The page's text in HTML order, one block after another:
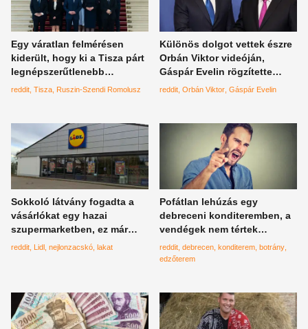
Egy váratlan felmérésen
kiderült, hogy ki a Tisza párt
legnépszerűtlenebb
minisztere, 2 név is
reddit Tisza Ruszin-Szendi Romolusz
Különös dolgot vettek észre
Orbán Viktor videóján,
Gáspár Evelin rögzítette
titokban, nincs rá
reddit Orbán Viktor Gáspár Evelin
Sokkoló látvány fogadta a
vásárlókat egy hazai
szupermarketben, ez már
mindennek az alja
reddit Lidl nejlonzacskó lakat
Pofátlan lehúzás egy
debreceni konditeremben, a
vendégek nem tértek
magukhoz mikor meglátták
felháborító kiírást
reddit debrecen konditerem botrány
edzőterem